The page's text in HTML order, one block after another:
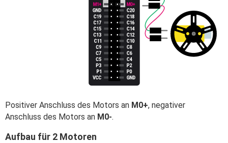
Positiver Anschluss des Motors an M0+, negativer
Anschluss des Motors an M0-.
Aufbau für 2 Motoren